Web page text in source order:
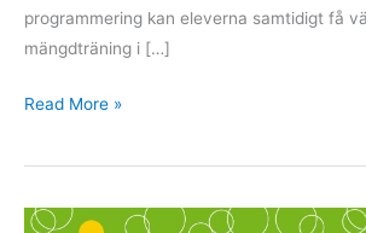
programmering kan eleverna samtidigt få
mängdträning i […]
Read More »
7A